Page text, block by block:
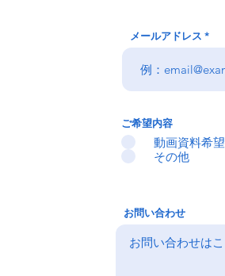
メールアドレス
ご希望内容
動画資料希望
その他
お問い合わせ